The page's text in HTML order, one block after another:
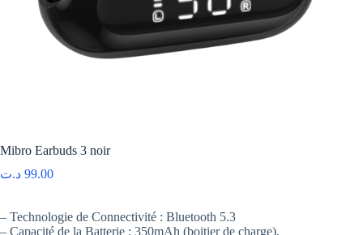
Mibro Earbuds 3 noir
99.00 د.ت
– Technologie de Connectivité : Bluetooth 5.3
– Capacité de la Batterie : 350mAh (boitier de charge),